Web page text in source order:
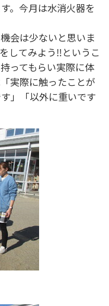
。今月は水消火器を
会は少ないと思いま
してみよう‼というこ
ってもらい実際に体
実際に触ったことが
」「以外に重いです